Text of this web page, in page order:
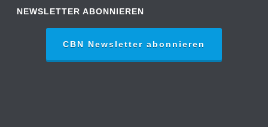
NEWSLETTER ABONNIEREN
CBN Newsletter abonnieren